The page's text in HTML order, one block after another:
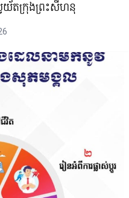
យ័តក្រុងព្រះសីហនុ